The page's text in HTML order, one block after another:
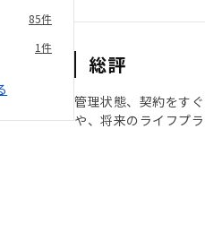
85件
1件
総評
管理状態、契約をす
や、将来のライフプ